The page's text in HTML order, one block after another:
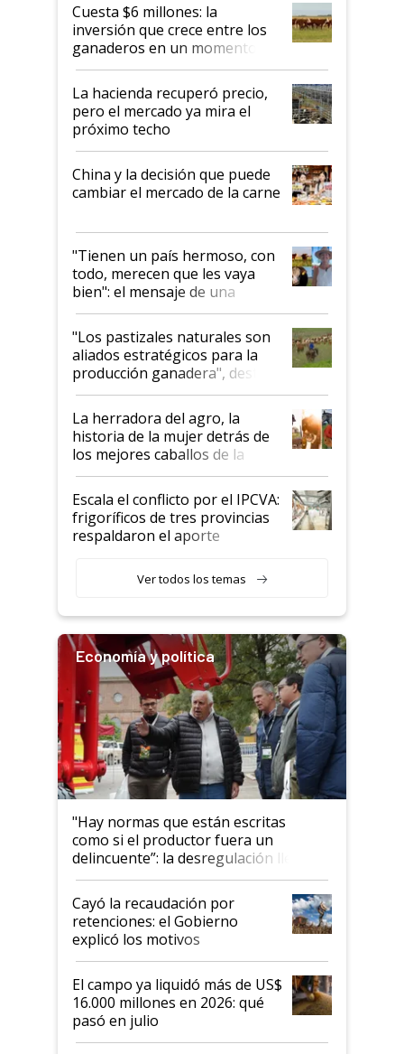
Cuesta $6 millones: la
inversión que crece entre los
ganaderos en un momento
histórico para la actividad
La hacienda recuperó precio,
pero el mercado ya mira el
próximo techo
China y la decisión que puede
cambiar el mercado de la carne
"Tienen un país hermoso, con
todo, merecen que les vaya
bien": el mensaje de una
ganadera uruguaya sobre las
oportunidades que se abren
para el agro en Argentina, con
foco en la carne
"Los pastizales naturales son
aliados estratégicos para la
producción ganadera", destaca
la iniciativa que ya reúne a 46
establecimientos en Argentina
La herradora del agro, la
historia de la mujer detrás de
los mejores caballos de la
Argentina y los mitos que
todavía hacen sufrir a estos
animales: "Mientras me
descalificaban, yo seguí
haciendo currículum"
Escala el conflicto por el IPCVA:
frigoríficos de tres provincias
respaldaron el aporte
Ver todos los temas
Economía y política
"Hay normas que están escritas
como si el productor fuera un
delincuente”: la desregulación llegó
al Congreso Aapresid y hasta se
habló del financiamiento al IPCVA
Cayó la recaudación por
retenciones: el Gobierno
explicó los motivos
El campo ya liquidó más de US$
16.000 millones en 2026: qué
pasó en julio